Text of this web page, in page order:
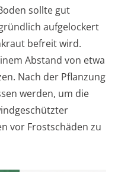
sollte gut
aufgelockert
befreit wird.
Abstand von etwa
Nach der Pflanzung
werden, um die
vor Frostschäden zu